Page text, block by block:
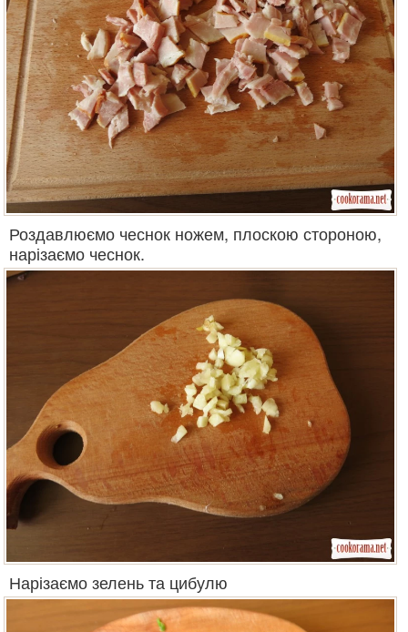
Роздавлюємо чеснок ножем, плоскою стороною,
нарізаємо чеснок.
Нарізаємо зелень та цибулю